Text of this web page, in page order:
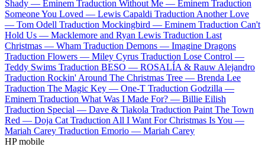
Shady — Eminem Traduction Without Me — Eminem Traduction
Someone You Loved — Lewis Capaldi Traduction Another Love
— Tom Odell Traduction Mockingbird — Eminem Traduction Can't
Hold Us — Macklemore and Ryan Lewis Traduction Last
Christmas — Wham Traduction Demons — Imagine Dragons
Traduction Flowers — Miley Cyrus Traduction Lose Control —
Teddy Swims Traduction BESO — ROSALÍA & Rauw Alejandro
Traduction Rockin' Around The Christmas Tree — Brenda Lee
Traduction The Magic Key — One-T Traduction Godzilla —
Eminem Traduction What Was I Made For? — Billie Eilish
Traduction Special — Dave & Tiakola Traduction Paint The Town
Red — Doja Cat Traduction All I Want For Christmas Is You —
Mariah Carey Traduction Emorio — Mariah Carey
HP mobile